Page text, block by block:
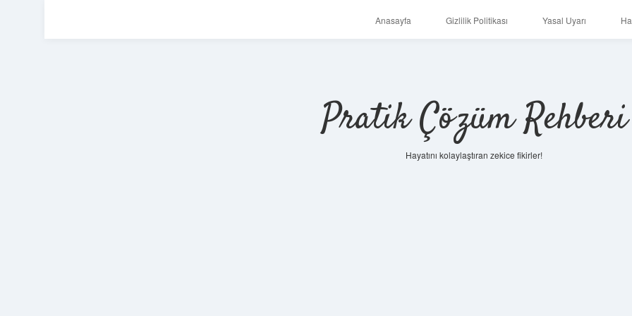
Anasayfa Gizlilik Politikası Yasal Uyarı
Pratik Çözüm Rehberi
Hayatını kolaylaştıran zekice fikirler!